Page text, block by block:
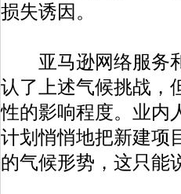
损失诱因。
亚马逊网络服务和
认了上述气候挑战，
性的影响程度。业内
计划悄悄地把新建项
的气候形势，这只能